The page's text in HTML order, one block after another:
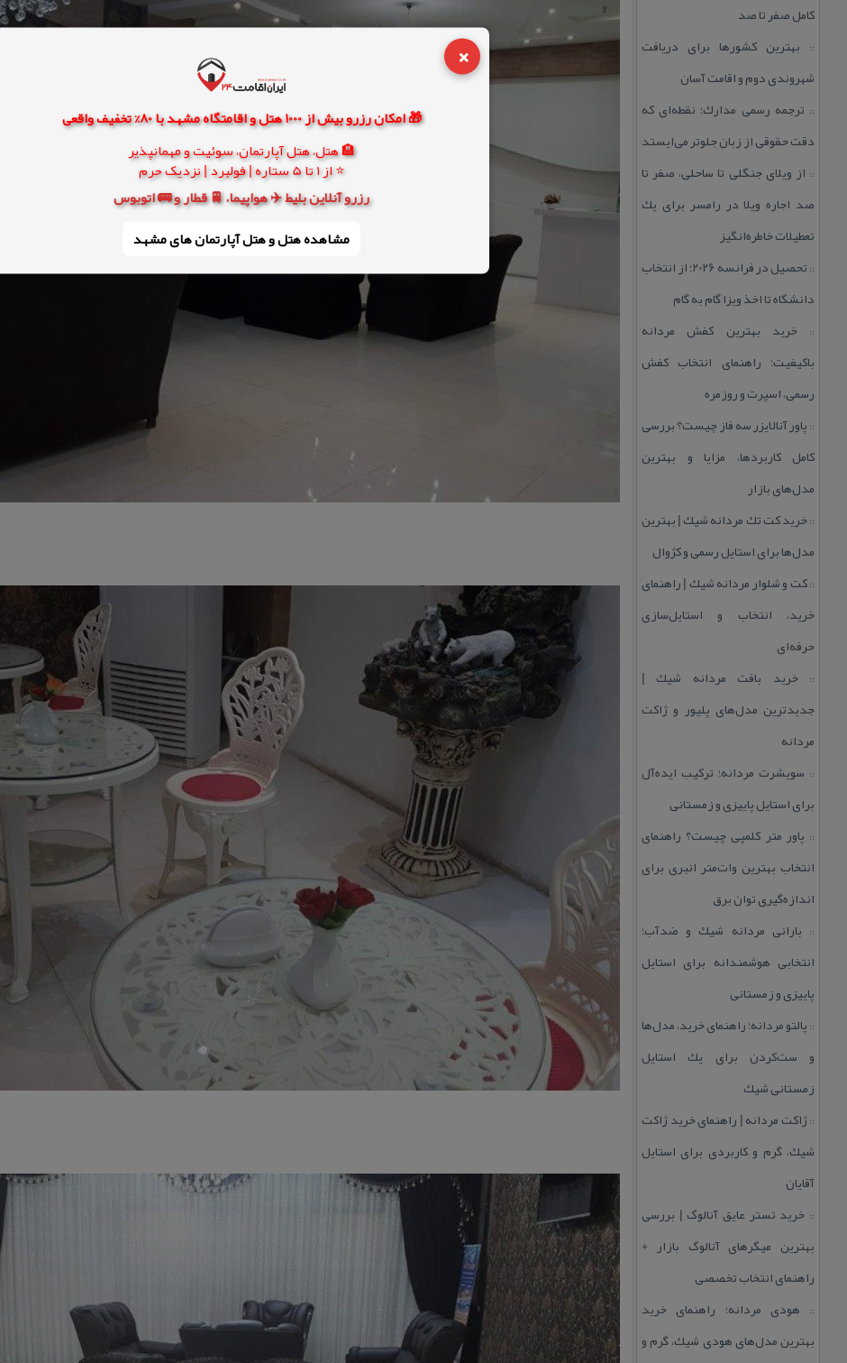
×
🎁 امکان رزرو بیش از 1000 هتل و اقامتگاه مشهد با 80% تخفیف واقعی
🏨 هتل، هتل آپارتمان، سوئیت و مهمانپذیر
⭐ از 1 تا 5 ستاره | فولبرد | نزدیک حرم
رزرو آنلاین بلیط ✈️ هواپیما، 🚆 قطار و 🚌 اتوبوس
مشاهده هتل و هتل‌ آپارتمان های مشهد
كامل صفر تا صد
:: بهترین كشورها برای دریافت
شهروندی دوم و اقامت آسان
:: ترجمه رسمی مدارك؛ نقطه‌ای كه
دقت حقوقی از زبان جلوتر می‌ایستد
:: از ویلای جنگلی تا ساحلی، صفر تا
صد اجاره ویلا در رامسر برای یك
تعطیلات خاطره‌انگیز
::
تحصیل در فرانسه 2026؛ از انتخاب
دانشگاه تا اخذ ویزا گام به گام
::خرید بهترین كفش مردانه
باكیفیت؛ راهنمای انتخاب كفش
رسمی، اسپرت و روزمره
:: پاور آنالایزر سه فاز چیست؟ بررسی
كامل كاربردها، مزایا و بهترین
مدل‌های بازار
::خرید كت تك مردانه شیك | بهترین
مدل‌ها برای استایل رسمی و كژوال
::كت و شلوار مردانه شیك | راهنمای
خرید، انتخاب و استایل‌سازی
حرفه‌ای
::خرید بافت مردانه شیك |
جدیدترین مدل‌های پلیور و ژاكت
مردانه
:: سویشرت مردانه؛ تركیب ایده‌آل
برای استایل پاییزی و زمستانی
:: پاور متر كلمپی چیست؟ راهنمای
انتخاب بهترین وات‌متر انبری برای
اندازه‌گیری توان برق
:: بارانی مردانه شیك و ضدآب؛
انتخابی هوشمندانه برای استایل
پاییزی و زمستانی
:: پالتو مردانه؛ راهنمای خرید، مدل‌ها
و ست‌كردن برای یك استایل
زمستانی شیك
::ژاكت مردانه | راهنمای خرید ژاكت
شیك، گرم و كاربردی برای استایل
آقایان
:: خرید تستر عایق آنالوگ | بررسی
بهترین میگرهای آنالوگ بازار +
راهنمای انتخاب تخصصی
:: هودی مردانه؛ راهنمای خرید
بهترین مدل‌های هودی شیك، گرم و